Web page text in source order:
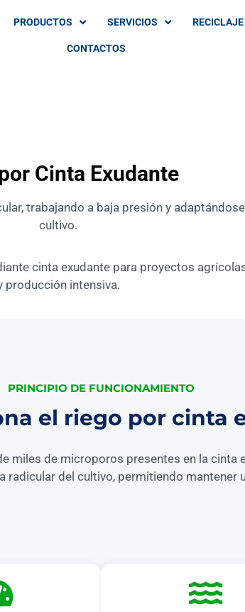
PRODUCTOS SERVICIOS RECICLAJE
CONTACTOS
Cinta Exudante
trabajando a baja presión y
cultivo.
cinta exudante para proyectos
producción intensiva.
PRINCIPIO DE FUNCIONAMIENTO
el riego por cinta
miles de microporos presentes en la cinta
radicular del cultivo, permitiendo mantener